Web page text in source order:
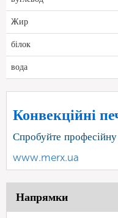
Жир
білок
вода
Конвекційні
Спробуйте
www.merx.ua
Напрямки